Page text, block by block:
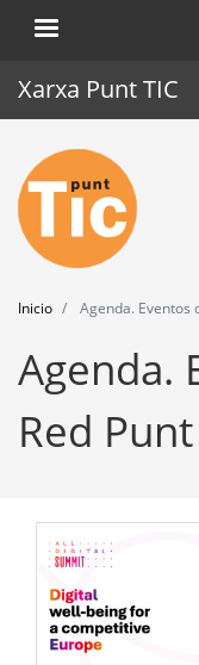
Xarxa Punt TIC
Inicio
Punt TIC
Actualidad
Agenda
Formación
Herramientas
Inicio Agenda. Eventos
Agenda.
Red